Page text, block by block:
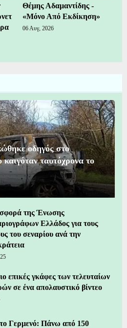
Θέμης Αδαμαντίδης -
«Μόνο Από Εκδίκηση»
06 Αυγ, 2026
οδηγός στο
καιγόταν ταυτόχρονα το
της Ένωσης
Ελλάδος για τους
του σεναρίου ανά την
επικές γκάφες των τελευταίων
σε ένα απολαυστικό βίντεο
Γερμενό: Πάνω από 150